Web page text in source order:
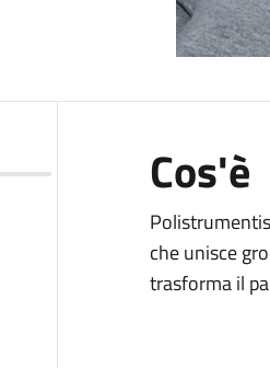
Cos'è
che unisce
trasforma il